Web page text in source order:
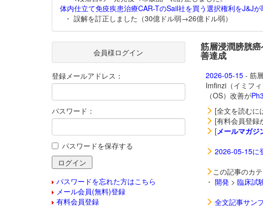
体内仕立て免疫疾患治療CAR-TのSail社を買う選択権利をJ&Jが
・ 誤解を訂正しました（30億ドル弱→26億ドル弱）
筋層浸潤膀胱
善達成
2026-05-15- 筋
Imfinzi（イミフ
（OS）改善が
[全文を読むに
[有料会員登録
[メールマガジ
2026-05-15に
この記事のカ
・ 開発 > 臨床試
全文記事サン
会員様ログイン
登録メールアドレス：
パスワード：
パスワードを保存する
パスワードを忘れた方はこちら
メール会員(無料)登録
有料会員登録